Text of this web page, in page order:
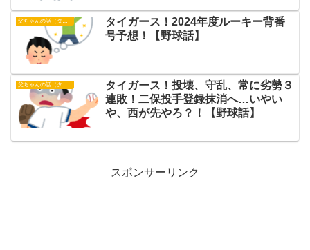
父ちゃんの話（タイガース）
タイガース！2024年度ルーキー背番
号予想！【野球話】
タイガース！投壊、守乱、常に劣勢３
連敗！二保投手登録抹消へ…いやい
や、西が先やろ？！【野球話】
スポンサーリンク